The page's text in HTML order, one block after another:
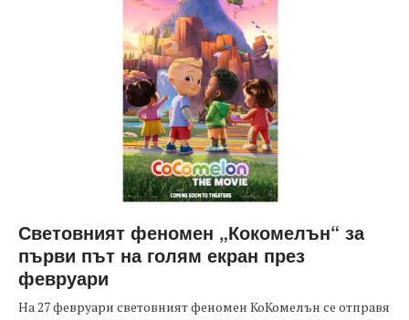
Световният феномен „Кокомелън“ за
първи път на голям екран през
февруари
На 27 февруари световният феномен КоКомелън се отправя